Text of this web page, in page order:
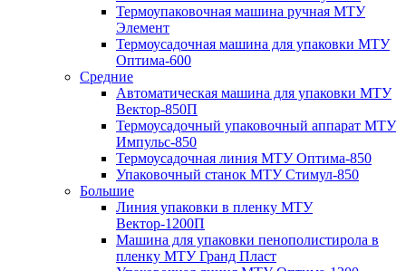
Термоупаковочная машина ручная МТУ
Элемент
Термоусадочная машина для упаковки МТУ
Оптима-600
Средние
Автоматическая машина для упаковки МТУ
Вектор-850П
Термоусадочный упаковочный аппарат МТУ
Импульс-850
Термоусадочная линия МТУ Оптима-850
Упаковочный станок МТУ Стимул-850
Большие
Линия упаковки в пленку МТУ
Вектор-1200П
Машина для упаковки пенополистирола в
пленку МТУ Гранд Пласт